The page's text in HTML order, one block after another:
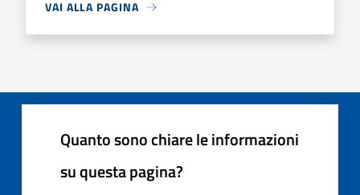
VAI ALLA PAGINA
Quanto sono chiare le informazioni
su questa pagina?